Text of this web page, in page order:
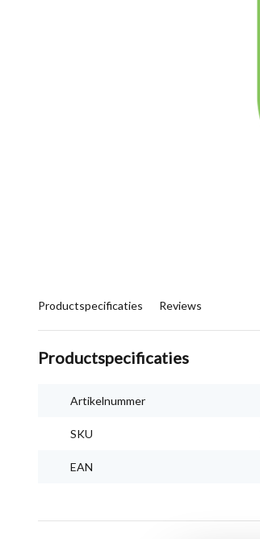
Productspecificaties Reviews
Productspecificaties
Artikelnummer
SKU
EAN